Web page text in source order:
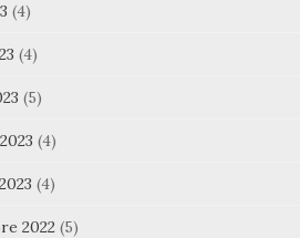
(4)
(4)
(5)
(4)
(4)
2022 (5)